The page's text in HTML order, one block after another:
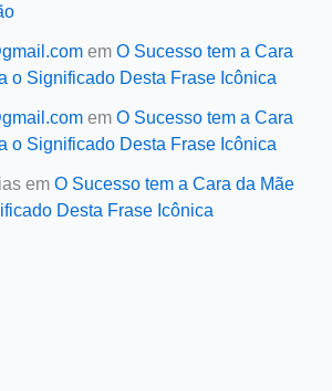
em O Sucesso tem a Cara
o Significado Desta Frase Icônica
em O Sucesso tem a Cara
o Significado Desta Frase Icônica
em O Sucesso tem a Cara da Mãe
Desta Frase Icônica